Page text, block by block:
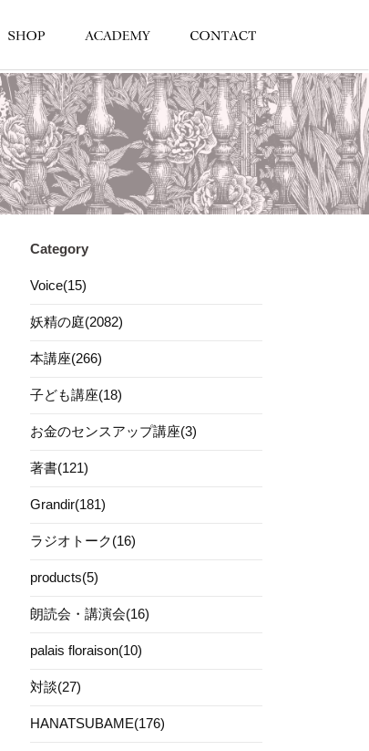
Category
Voice(15)
妖精の庭(2082)
本講座(266)
子ども講座(18)
お金のセンスアップ講座(3)
著書(121)
Grandir(181)
ラジオトーク(16)
products(5)
朗読会・講演会(16)
palais floraison(10)
対談(27)
HANATSUBAME(176)